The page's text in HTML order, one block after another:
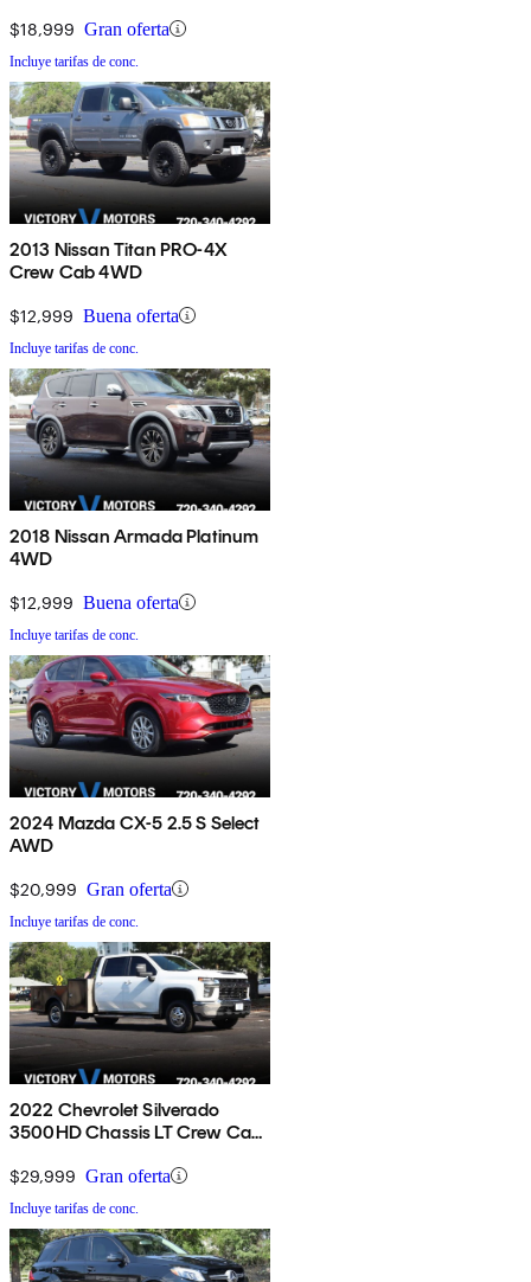
$18,999 Gran oferta
Incluye tarifas de conc.
2013 Nissan Titan PRO-4X
Crew Cab 4WD
$12,999 Buena oferta
Incluye tarifas de conc.
2018 Nissan Armada Platinum
4WD
$12,999 Buena oferta
Incluye tarifas de conc.
2024 Mazda CX-5 2.5 S Select
AWD
$20,999 Gran oferta
Incluye tarifas de conc.
2022 Chevrolet Silverado
3500HD Chassis LT Crew Cab
$29,999 Gran oferta
Incluye tarifas de conc.